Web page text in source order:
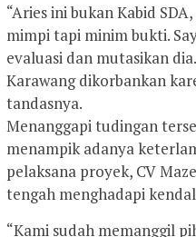
“Aries ini bukan Kabid
mimpi tapi minim bukti.
evaluasi dan mutasikan
Karawang dikorbankan
tandasnya.
Menanggapi tudingan
menampik adanya
pelaksana proyek, CV
tengah menghadapi
“Kami sudah memanggil